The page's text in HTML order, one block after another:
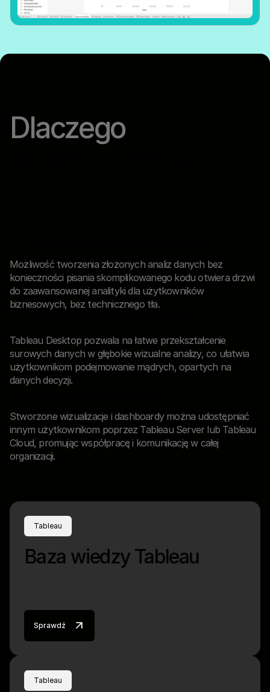
Dlaczego
Możliwość tworzenia złożonych analiz danych bez
konieczności pisania skomplikowanego kodu otwiera drzwi
do zaawansowanej analityki dla użytkowników
biznesowych, bez technicznego tła.
Tableau Desktop pozwala na łatwe przekształcenie
surowych danych w głębokie wizualne analizy, co ułatwia
użytkownikom podejmowanie mądrych, opartych na
danych decyzji.
Stworzone wizualizacje i dashboardy można udostępniać
innym użytkownikom poprzez Tableau Server lub Tableau
Cloud, promując współpracę i komunikację w całej
organizacji.
Tableau
Baza wiedzy Tableau
Sprawdź
Tableau